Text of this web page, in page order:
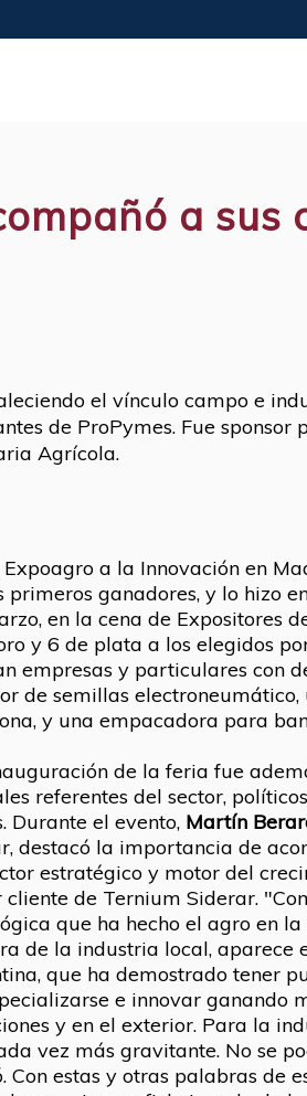
a
el vínculo campo e
de ProPymes. Fue
Agrícola.
a la Innovación en
ganadores, y lo hizo
en la cena de Expositores
y 6 de plata a los elegidos
empresas y particulares con
de semillas
y una empacadora para
de la feria fue
referentes del sector,
Durante el evento, Martín
destacó la importancia de
estratégico y motor del
cliente de Ternium Siderar.
que ha hecho el agro en
de la industria local, aparece
que ha demostrado tener
e innovar ganando
y en el exterior. Para la
vez más gravitante. No se
Con estas y otras palabras de